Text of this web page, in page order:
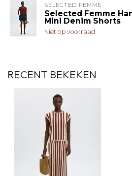
SELECTED FEMME
Selected Femme
Mini Denim Shorts
Niet op voorraad
RECENT BEKEKEN